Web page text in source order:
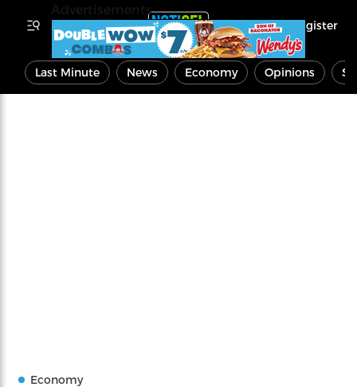
Register
Last Minute News Economy Opinions
Economy
Advertisements